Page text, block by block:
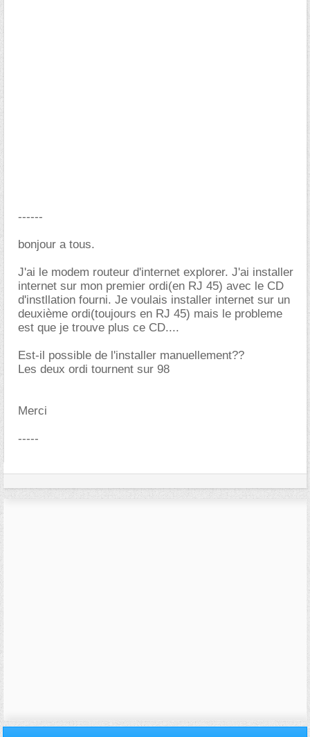
------
bonjour a tous.
J'ai le modem routeur d'internet explorer. J'ai installer
internet sur mon premier ordi(en RJ 45) avec le CD
d'instllation fourni. Je voulais installer internet sur un
deuxième ordi(toujours en RJ 45) mais le probleme
est que je trouve plus ce CD....
Est-il possible de l'installer manuellement??
Les deux ordi tournent sur 98
Merci
-----